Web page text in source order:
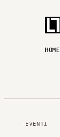
HOME
EVENTI